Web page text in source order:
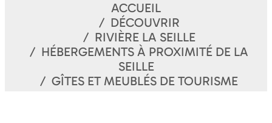
ACCUEIL
DÉCOUVRIR
RIVIÈRE LA SEILLE
HÉBERGEMENTS À PROXIMITÉ DE LA
SEILLE
GÎTES ET MEUBLÉS DE TOURISME